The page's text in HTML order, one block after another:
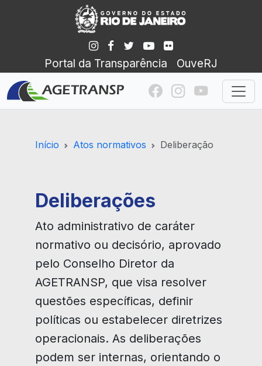
Portal da Transparência OuveRJ
Início Atos normativos Deliberação
Deliberações
Ato administrativo de caráter
normativo ou decisório, aprovado
pelo Conselho Diretor da
AGETRANSP, que visa resolver
questões específicas, definir
políticas ou estabelecer diretrizes
operacionais. As deliberações
podem ser internas, orientando o